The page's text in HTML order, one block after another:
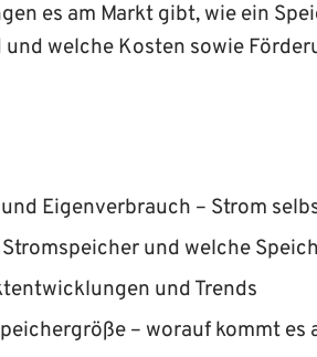
es am Markt gibt, wie ein
welche Kosten sowie
Eigenverbrauch – Strom
Stromspeicher und welche
und Trends
– worauf kommt es